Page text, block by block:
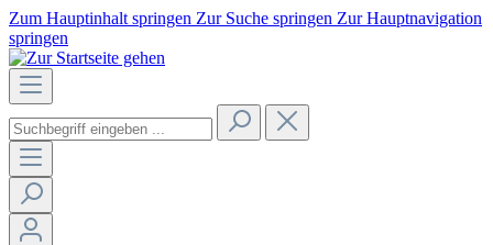
Zum Hauptinhalt springen Zur Suche springen Zur Hauptnavigation
springen